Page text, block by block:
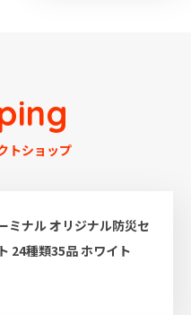
トショップ
ミナル オリジナル防災セ
24種類35品 ホワイト